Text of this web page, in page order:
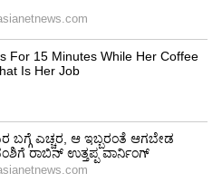
(Tulsi)
(Story) ಪ್ರಕಾರ, ತುಳಸಿ
ಪ್ರಸ್ತಾಪ ಬಂದಾಗ,
ಆಗ ತುಳಸಿ ಕೋಪದಿಂದ
ಶಾಪ ಇತ್ತಿದ್ದಳು.